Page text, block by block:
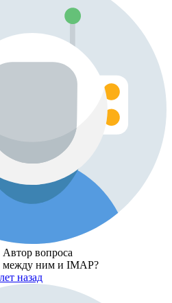
Автор вопроса
между ним и IMAP?
назад